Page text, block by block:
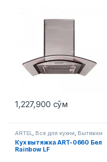
1,227,900 сўм
ARTEL, Все для кухни, Вытяжки
Кух вытяжка ART-0660 Бел
Rainbow LF